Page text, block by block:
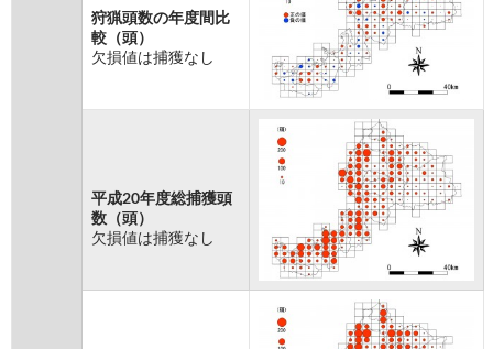
狩猟頭数の年度間比
較（頭）
欠損値は捕獲なし
平成20年度総捕獲頭
数（頭）
欠損値は捕獲なし